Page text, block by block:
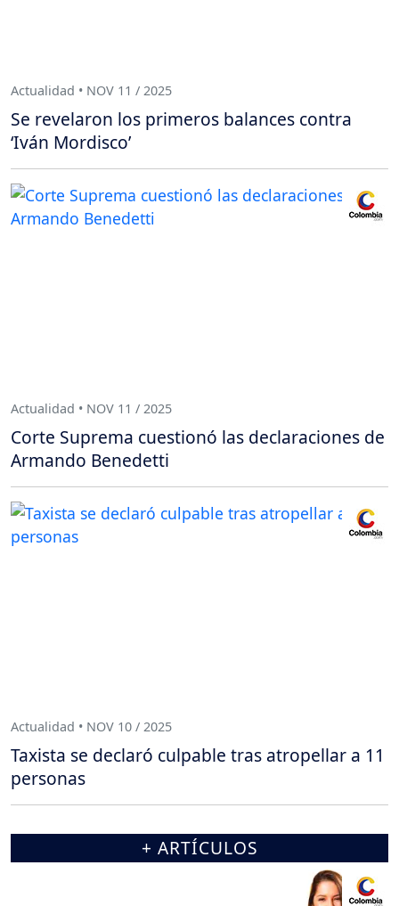
Actualidad • NOV 11 / 2025
Se revelaron los primeros balances contra
‘Iván Mordisco’
Actualidad • NOV 11 / 2025
Corte Suprema cuestionó las declaraciones de
Armando Benedetti
Actualidad • NOV 10 / 2025
Taxista se declaró culpable tras atropellar a 11
personas
+ ARTÍCULOS